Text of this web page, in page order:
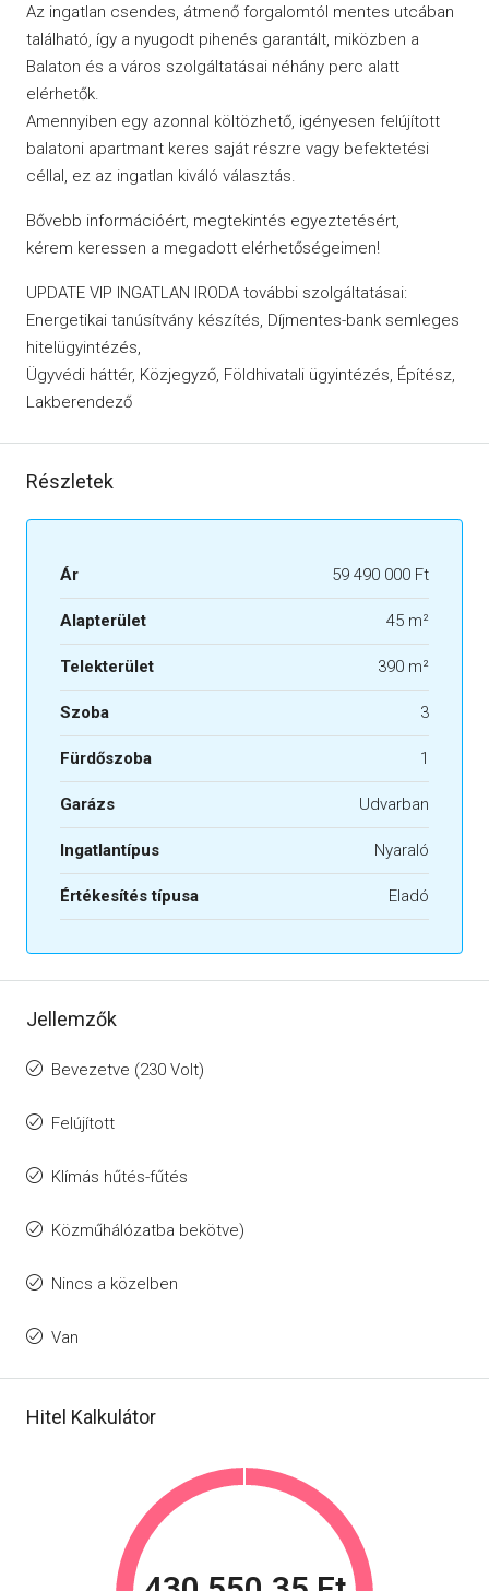
Az ingatlan csendes, átmenő forgalomtól mentes utcában
található, így a nyugodt pihenés garantált, miközben a
Balaton és a város szolgáltatásai néhány perc alatt
elérhetők.
Amennyiben egy azonnal költözhető, igényesen felújított
balatoni apartmant keres saját részre vagy befektetési
céllal, ez az ingatlan kiváló választás.
Bővebb információért, megtekintés egyeztetésért,
kérem keressen a megadott elérhetőségeimen!
UPDATE VIP INGATLAN IRODA további szolgáltatásai:
Energetikai tanúsítvány készítés, Díjmentes-bank semleges
hitelügyintézés,
Ügyvédi háttér, Közjegyző, Földhivatali ügyintézés, Építész,
Lakberendező
Részletek
Ár 59 490 000 Ft
Alapterület 45 m²
Telekterület 390 m²
Szoba 3
Fürdőszoba 1
Garázs Udvarban
Ingatlantípus Nyaraló
Értékesítés típusa Eladó
Jellemzők
Bevezetve (230 Volt)
Felújított
Klímás hűtés-fűtés
Közműhálózatba bekötve)
Nincs a közelben
Van
Hitel Kalkulátor